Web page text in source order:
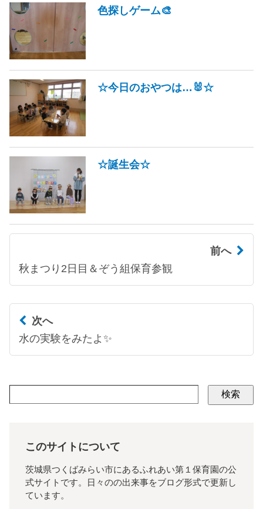
色探しゲーム🎨
☆今日のおやつは…🐰☆
☆誕生会☆
前へ
秋まつり2日目＆ぞう組保育参観
次へ
水の実験をみたよ✨
検索
このサイトについて
茨城県つくばみらい市にあるふれあい第１保育園の公
式サイトです。日々のの出来事をブログ形式で更新し
ています。